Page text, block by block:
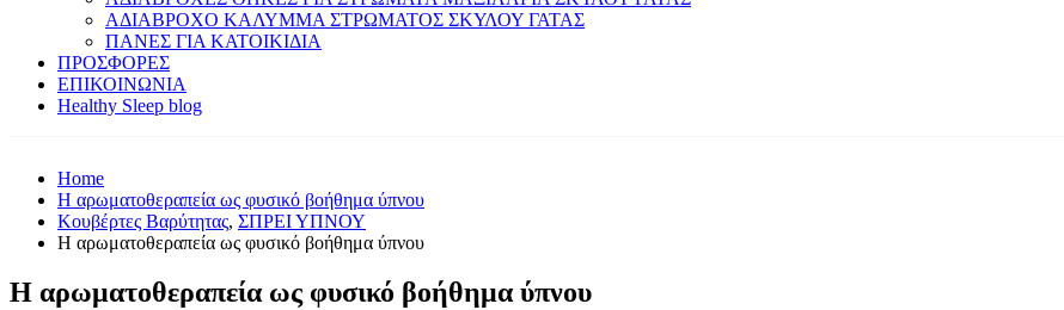
ΑΔΙΑΒΡΟΧΟ ΚΑΛΥΜΜΑ ΣΤΡΩΜΑΤΟΣ ΣΚΥΛΟΥ ΓΑΤΑΣ
ΠΑΝΕΣ ΓΙΑ ΚΑΤΟΙΚΙΔΙΑ
ΠΡΟΣΦΟΡΕΣ
ΕΠΙΚΟΙΝΩΝΙΑ
Healthy Sleep blog
Home
Η αρωματοθεραπεία ως φυσικό βοήθημα ύπνου
Κουβέρτες Βαρύτητας, ΣΠΡΕΙ ΥΠΝΟΥ
Η αρωματοθεραπεία ως φυσικό βοήθημα ύπνου
Η αρωματοθεραπεία ως φυσικό βοήθημα ύπνου